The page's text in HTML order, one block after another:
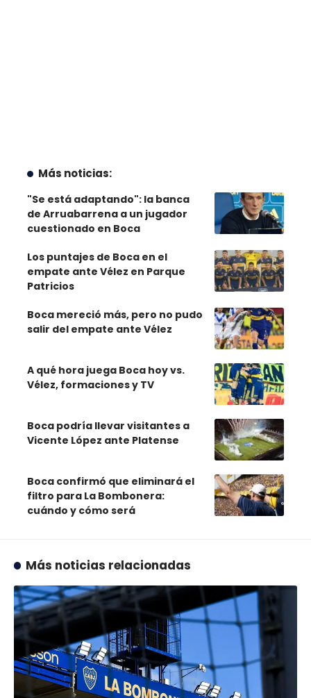
Más noticias:
"Se está adaptando": la banca
de Arruabarrena a un jugador
cuestionado en Boca
Los puntajes de Boca en el
empate ante Vélez en Parque
Patricios
Boca mereció más, pero no pudo
salir del empate ante Vélez
A qué hora juega Boca hoy vs.
Vélez, formaciones y TV
Boca podría llevar visitantes a
Vicente López ante Platense
Boca confirmó que eliminará el
filtro para La Bombonera:
cuándo y cómo será
Más noticias relacionadas